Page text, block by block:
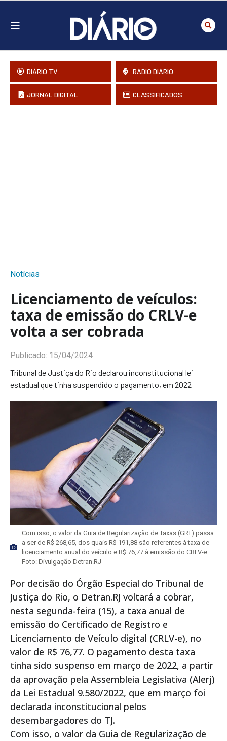
DIÁRIO TV RÁDIO DIÁRIO
JORNAL DIGITAL CLASSIFICADOS
Notícias
Licenciamento de veículos:
taxa de emissão do CRLV-e
volta a ser cobrada
Publicado: 15/04/2024
Tribunal de Justiça do Rio declarou inconstitucional lei
estadual que tinha suspendido o pagamento, em 2022
Com isso, o valor da Guia de Regularização de Taxas (GRT) passa
a ser de R$ 268,65, dos quais R$ 191,88 são referentes à taxa de
licenciamento anual do veículo e R$ 76,77 à emissão do CRLV-e.
Foto: Divulgação Detran.RJ
Por decisão do Órgão Especial do Tribunal de
Justiça do Rio, o Detran.RJ voltará a cobrar,
nesta segunda-feira (15), a taxa anual de
emissão do Certificado de Registro e
Licenciamento de Veículo digital (CRLV-e), no
valor de R$ 76,77. O pagamento desta taxa
tinha sido suspenso em março de 2022, a partir
da aprovação pela Assembleia Legislativa (Alerj)
da Lei Estadual 9.580/2022, que em março foi
declarada inconstitucional pelos
desembargadores do TJ.
Com isso, o valor da Guia de Regularização de